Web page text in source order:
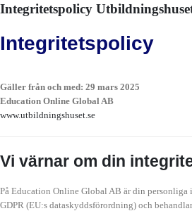
Integritetspolicy
Integritetspolicy
Gäller från och med: 29 mars 2025
Education Online Global AB
www.utbildningshuset.se
Vi värnar om din
På Education Online Global AB är din
GDPR (EU:s dataskyddsförordning) och